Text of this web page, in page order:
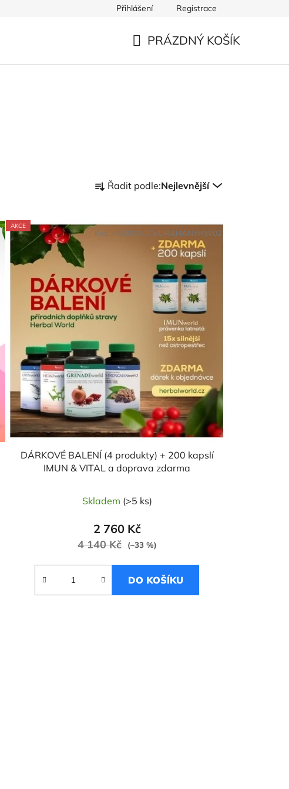
Přihlášení Registrace
PRÁZDNÝ KOŠÍK
a
e
n
r
o
d
k
t
ů
Řadit podle:Nejlevnější
AKCE
DÁRKOVÉ BALENÍ (4 produkty) + 200 kapslí
IMUN & VITAL a doprava zdarma
Skladem (>5 ks)
2 760 Kč
4 140 Kč (–33 %)
DO KOŠÍKU
Kód: HUBNOUCIKURAHANYHW02